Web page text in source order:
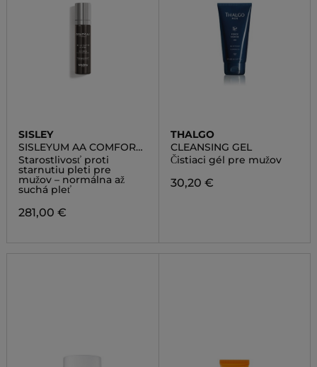
SISLEY
SISLEYUM AA COMFORT
CREAM
Starostlivosť proti
starnutiu pleti pre
mužov – normálna až
suchá pleť
281,00 €
THALGO
CLEANSING GEL
Čistiaci gél pre mužov
30,20 €